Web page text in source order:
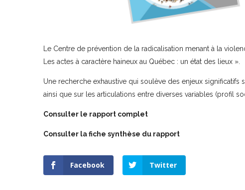
Le Centre de prévention de la radicalisation menant à la
Les actes à caractère haineux au Québec : un état des lieux ».
Une recherche exhaustive qui soulève des enjeux
ainsi que sur les articulations entre diverses variables (profil
Consulter le rapport complet
Consulter lafiche synthèse du rapport
Facebook Twitter